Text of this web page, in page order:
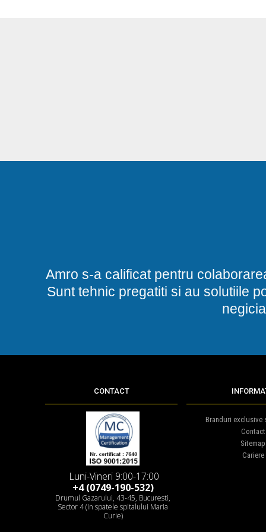
Amro s-a calificat pentru
Sunt tehnic pregatiti si au solutiile
CONTACT
Luni-Vineri 9:00-17:00
+4 (0749-190-532)
Drumul Gazarului, 43-45, Bucuresti,
Sector 4 (in spatele spitalului Maria
Curie)
Branduri exclusive
Contact
Sitemap
Cariere